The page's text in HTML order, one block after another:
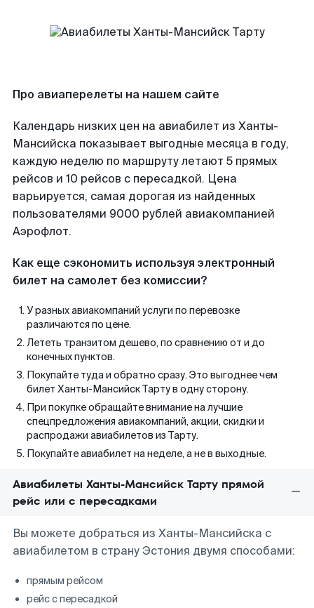
Про авиаперелеты на нашем сайте
Календарь низких цен на авиабилет из Ханты-
Мансийска показывает выгодные месяца в году,
каждую неделю по маршруту летают 5 прямых
рейсов и 10 рейсов с пересадкой. Цена
варьируется, самая дорогая из найденных
пользователями 9000 рублей авиакомпанией
Аэрофлот.
Как еще сэкономить используя электронный
билет на самолет без комиссии?
У разных авиакомпаний услуги по перевозке
различаются по цене.
Лететь транзитом дешево, по сравнению от и до
конечных пунктов.
Покупайте туда и обратно сразу. Это выгоднее чем
билет Ханты-Мансийск Тарту в одну сторону.
При покупке обращайте внимание на лучшие
спецпредложения авиакомпаний, акции, скидки и
распродажи авиабилетов из Тарту.
Покупайте авиабилет на неделе, а не в выходные.
Авиабилеты Ханты-Мансийск Тарту прямой
рейс или с пересадками
Вы можете добраться из Ханты-Мансийска с
авиабилетом в страну Эстония двумя способами:
прямым рейсом
рейс с пересадкой